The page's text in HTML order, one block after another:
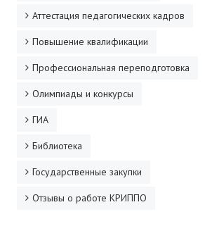
Аттестация педагогических кадров
Повышение квалификации
Профессиональная переподготовка
Олимпиады и конкурсы
ГИА
Библиотека
Государственные закупки
Отзывы о работе КРИППО